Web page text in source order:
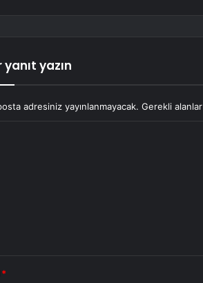
yanıt yazın
adresiniz yayınlanmayacak. Gerekli alanlar
*